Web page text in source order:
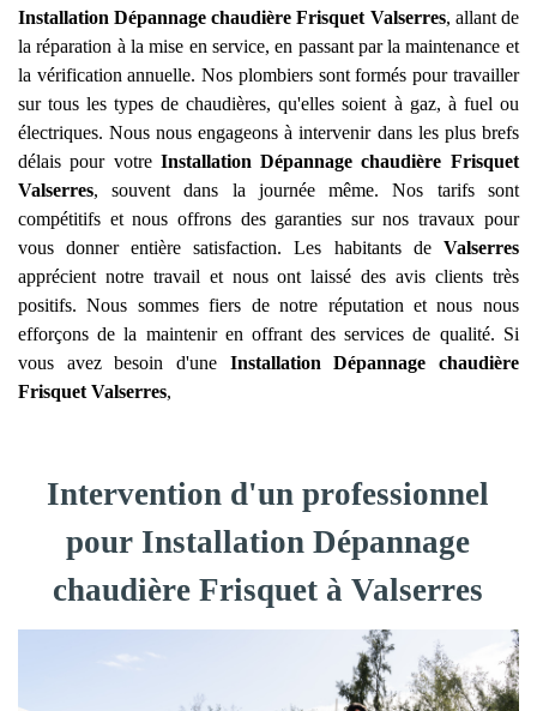
Installation Dépannage chaudière Frisquet Valserres, allant de
la réparation à la mise en service, en passant par la maintenance et
la vérification annuelle. Nos plombiers sont formés pour travailler
sur tous les types de chaudières, qu'elles soient à gaz, à fuel ou
électriques. Nous nous engageons à intervenir dans les plus brefs
délais pour votre Installation Dépannage chaudière Frisquet
Valserres, souvent dans la journée même. Nos tarifs sont
compétitifs et nous offrons des garanties sur nos travaux pour
vous donner entière satisfaction. Les habitants de Valserres
apprécient notre travail et nous ont laissé des avis clients très
positifs. Nous sommes fiers de notre réputation et nous nous
efforçons de la maintenir en offrant des services de qualité. Si
vous avez besoin d'une Installation Dépannage chaudière
Frisquet Valserres,
Intervention d'un professionnel
pour Installation Dépannage
chaudière Frisquet à Valserres